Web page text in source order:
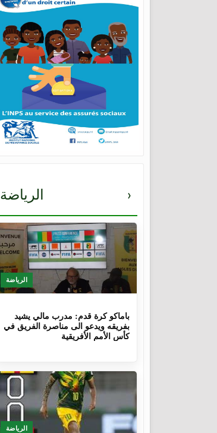
الرياضة ›
الرياضة
باماكو كرة قدم: مدرب مالي يشيد
بفريقه ويدعو الى مناصرة الفريق في
كأس الأمم الأفريقية
الرياضة